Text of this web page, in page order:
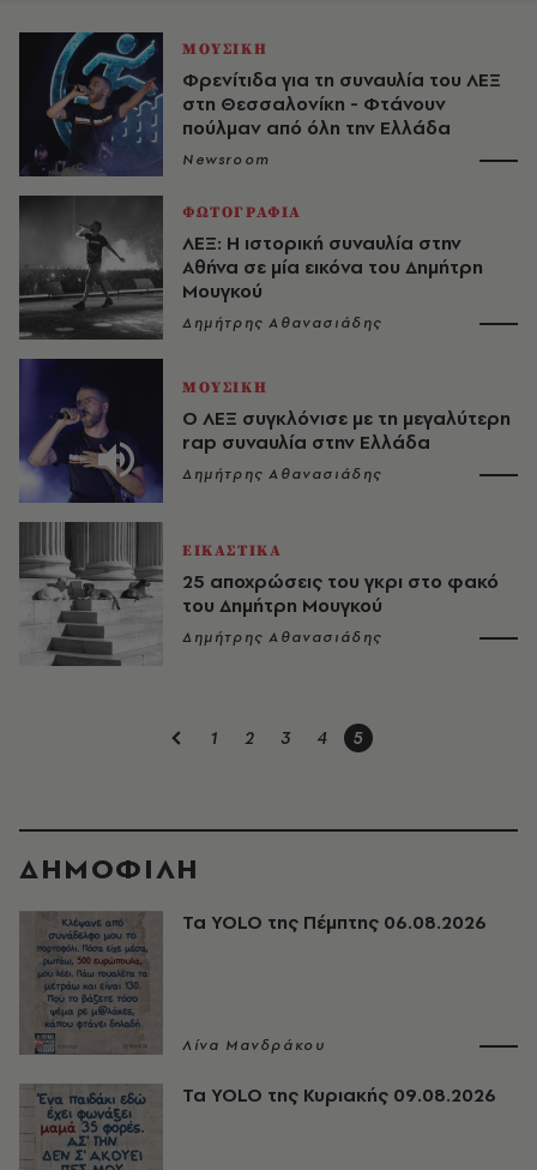
ΜΟΥΣΙΚΗ
Φρενίτιδα για τη συναυλία του ΛΕΞ
στη Θεσσαλονίκη - Φτάνουν
πούλμαν από όλη την Ελλάδα
Newsroom
ΦΩΤΟΓΡΑΦΙΑ
ΛΕΞ: Η ιστορική συναυλία στην
Αθήνα σε μία εικόνα του Δημήτρη
Μουγκού
Δημήτρης Αθανασιάδης
ΜΟΥΣΙΚΗ
Ο ΛΕΞ συγκλόνισε με τη μεγαλύτερη
rap συναυλία στην Ελλάδα
Δημήτρης Αθανασιάδης
ΕΙΚΑΣΤΙΚΑ
25 αποχρώσεις του γκρι στο φακό
του Δημήτρη Μουγκού
Δημήτρης Αθανασιάδης
1 2 3 4 5
ΔΗΜΟΦΙΛΗ
Τα YOLO της Πέμπτης 06.08.2026
Λίνα Μανδράκου
Τα YOLO της Κυριακής 09.08.2026